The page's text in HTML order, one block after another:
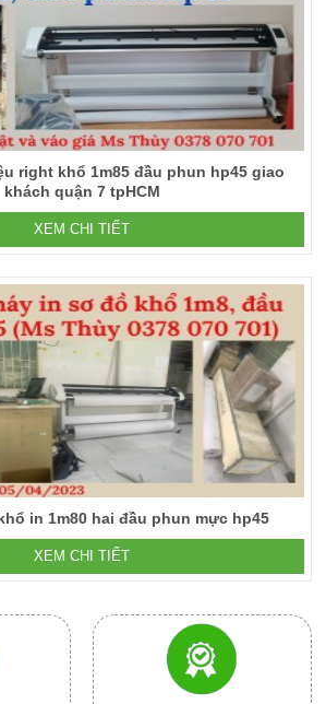
right khổ 1m85 đầu phun hp45 giao
khách quận 7 tpHCM
XEM CHI TIẾT
in 1m80 hai đầu phun mực hp45
XEM CHI TIẾT